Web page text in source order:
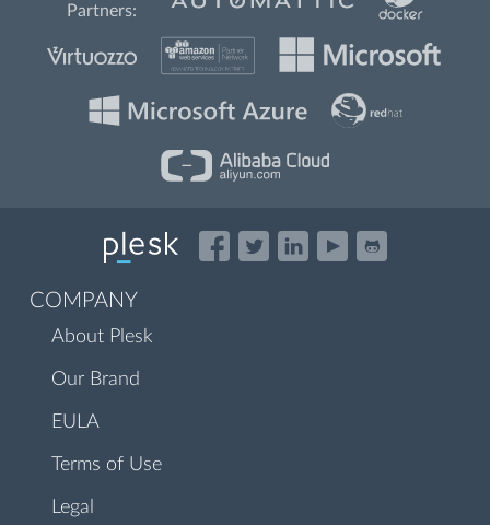
Partners:
COMPANY
About Plesk
Our Brand
EULA
Terms of Use
Legal